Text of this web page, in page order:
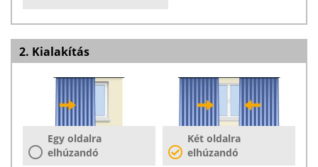
2. Kialakítás
Egy oldalra
elhúzandó
Két oldalra
elhúzandó